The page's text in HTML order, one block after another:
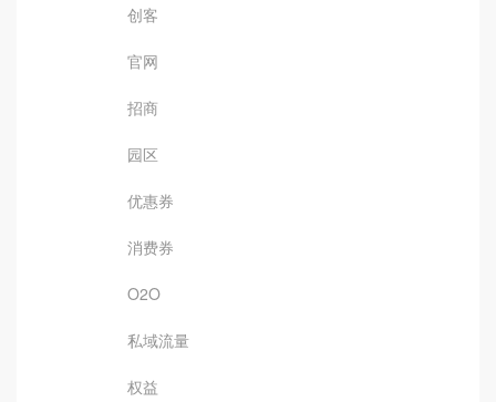
创客
官网
招商
园区
优惠券
消费券
O2O
私域流量
权益